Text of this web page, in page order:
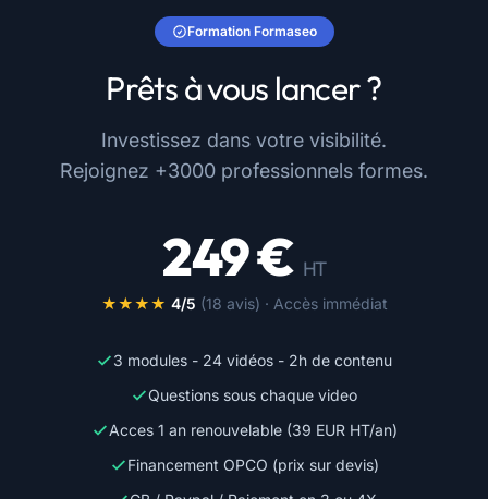
De sousa A.
nombreuses astuces pour mieux optimiser une
fiche Google. Je recommande !"
Formation Formaseo
Prêts à vous lancer ?
Investissez dans votre visibilité.
Rejoignez +3000 professionnels formes.
249 € HT
★★★★ 4/5 (18 avis) · Accès immédiat
3 modules - 24 vidéos - 2h de contenu
Questions sous chaque video
Acces 1 an renouvelable (39 EUR HT/an)
Financement OPCO (prix sur devis)